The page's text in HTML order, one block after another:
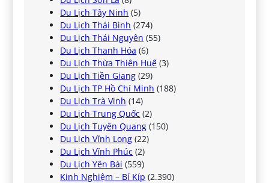
Du Lịch Tây Ninh (5)
Du Lịch Thái Bình (274)
Du Lịch Thái Nguyên (55)
Du Lịch Thanh Hóa (6)
Du Lịch Thừa Thiên Huế (3)
Du Lịch Tiền Giang (29)
Du Lịch TP Hồ Chí Minh (188)
Du Lịch Trà Vinh (14)
Du Lịch Trung Quốc (2)
Du Lịch Tuyên Quang (150)
Du Lịch Vĩnh Long (22)
Du Lịch Vĩnh Phúc (2)
Du Lịch Yên Bái (559)
Kinh Nghiệm – Bí Kíp (2.390)